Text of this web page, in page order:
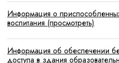
Информация о
воспитания (просмотреть)
Информация об обеспечении
доступа в здания